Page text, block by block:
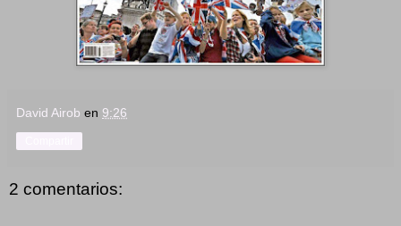
David Airob en 9:26
2 comentarios: